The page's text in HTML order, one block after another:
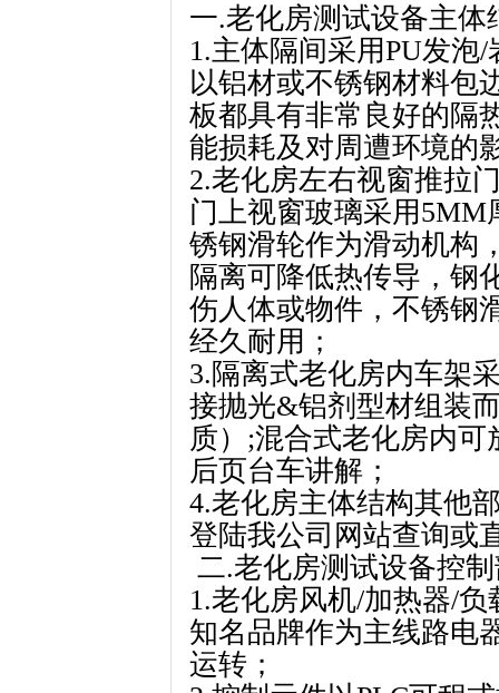
一.老化房测试设备主
1.主体隔间采用PU发泡
以铝材或不锈钢材料包
板都具有非常良好的隔
能损耗及对周遭环境的
2.老化房左右视窗推拉
门上视窗玻璃采用
锈钢滑轮作为滑动机构
隔离可降低热传导，钢
伤人体或物件，不锈钢
经久耐用；
3.隔离式老化房内车架
接抛光&铝剂型材组装
质）;混合式老化房内
后页台车讲解；
4.老化房主体结构其他
登陆我公司网站查询或
二.老化房测试设备控
1.老化房风机/加热器/
知名品牌作为主线路电
运转；